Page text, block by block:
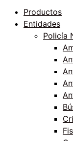
Productos
Entidades
Policía